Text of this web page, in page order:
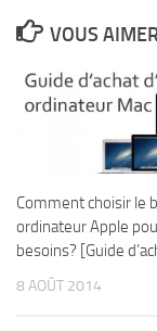
VOUS
Comment choisir le
ordinateur Apple
besoins? [Guide
8 AOÛT 2014